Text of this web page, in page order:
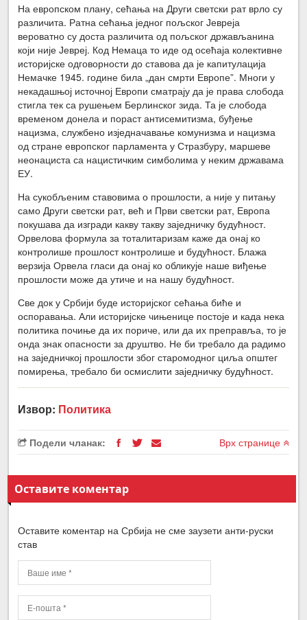
На европском плану, сећања на Други светски рат врло су
различита. Ратна сећања једног пољског Јевреја
вероватно су доста различита од пољског држављанина
који није Јевреј. Код Немаца то иде од осећаја колективне
историјске одговорности до ставова да је капитулација
Немачке 1945. године била „дан смрти Европе”. Многи у
некадашњој источној Европи сматрају да је права слобода
стигла тек са рушењем Берлинског зида. Та је слобода
временом донела и пораст антисемитизма, буђење
нацизма, службено изједначавање комунизма и нацизма
од стране европског парламента у Стразбуру, маршеве
неонациста са нацистичким симболима у неким државама
ЕУ.
На сукобљеним ставовима о прошлости, а није у питању
само Други светски рат, већ и Први светски рат, Европа
покушава да изгради какву такву заједничку будућност.
Орвелова формула за тоталитаризам каже да онај ко
контролише прошлост контролише и будућност. Блажа
верзија Орвела гласи да онај ко обликује наше виђење
прошлости може да утиче и на нашу будућност.
Све док у Србији буде историјског сећања биће и
оспоравања. Али историјске чињенице постоје и када нека
политика почиње да их пориче, или да их преправља, то је
онда знак опасности за друштво. Не би требало да радимо
на заједничкој прошлости због старомодног циља општег
помирења, требало би осмислити заједничку будућност.
Извор: Политика
Подели чланак: Врх странице
Оставите коментар
Оставите коментар на Србија не сме заузети анти-руски
став